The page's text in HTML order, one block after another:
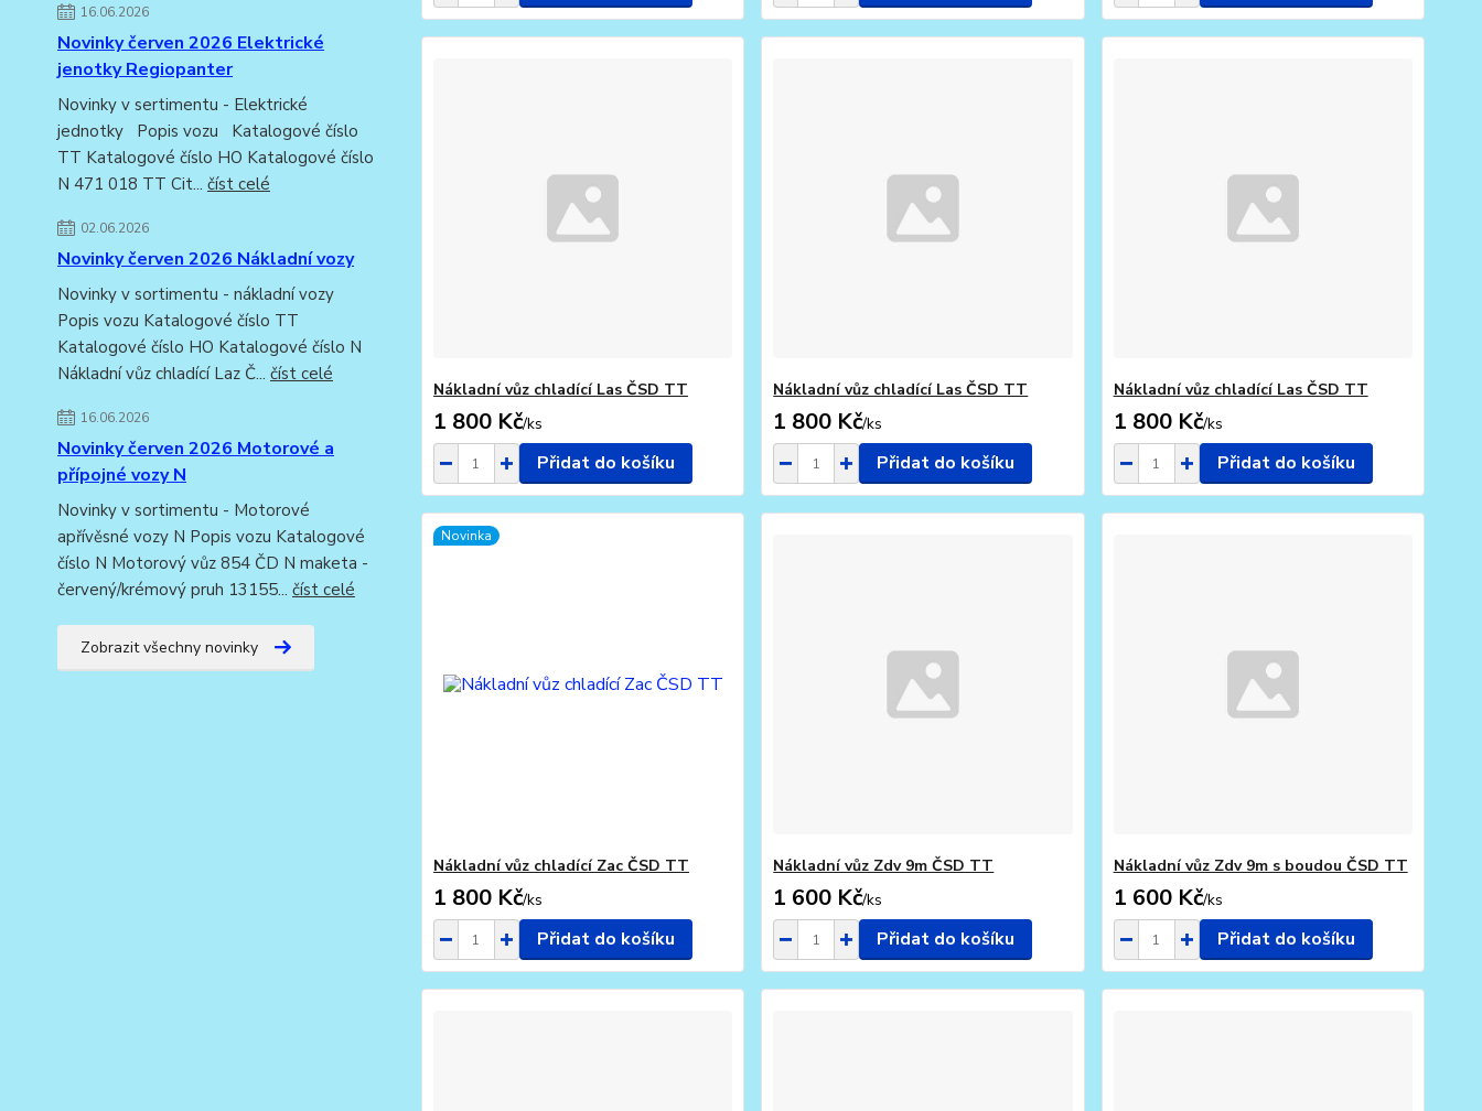
16.06.2026
Novinky červen 2026 Elektrické
jenotky Regiopanter
Novinky v sertimentu - Elektrické
jednotky Popis vozu Katalogové číslo
TT Katalogové číslo HO Katalogové číslo
N 471 018 TT Cit... číst celé
02.06.2026
Novinky červen 2026 Nákladní vozy
Novinky v sortimentu - nákladní vozy
Popis vozu Katalogové číslo TT
Katalogové číslo HO Katalogové číslo N
Nákladní vůz chladící Laz Č... číst celé
16.06.2026
Novinky červen 2026 Motorové a
přípojné vozy N
Novinky v sortimentu - Motorové
apřívěsné vozy N Popis vozu Katalogové
číslo N Motorový vůz 854 ČD N maketa -
červený/krémový pruh 13155... číst celé
Zobrazit všechny novinky
Nákladní vůz chladící Las ČSD TT
1 800 Kč/ks
Přidat do košíku
Nákladní vůz chladící Las ČSD TT
1 800 Kč/ks
Přidat do košíku
Nákladní vůz chladící Las ČSD TT
1 800 Kč/ks
Přidat do košíku
Novinka
Nákladní vůz chladící Zac ČSD TT
1 800 Kč/ks
Přidat do košíku
Nákladní vůz Zdv 9m ČSD TT
1 600 Kč/ks
Přidat do košíku
Nákladní vůz Zdv 9m s boudou ČSD TT
1 600 Kč/ks
Přidat do košíku